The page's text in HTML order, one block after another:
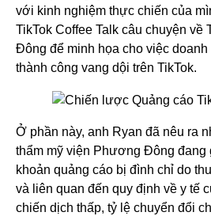
với kinh nghiệm thực chiến của
TikTok Coffee Talk câu chuyện
Đông để minh họa cho việc
thành công vang dội trên TikTok.
Ở phần này, anh Ryan đã nêu ra
thẩm mỹ viện Phương Đông đang
khoản quảng cáo bị đình chỉ do
và liên quan đến quy định về y tế
chiến dịch thấp, tỷ lệ chuyển đổi